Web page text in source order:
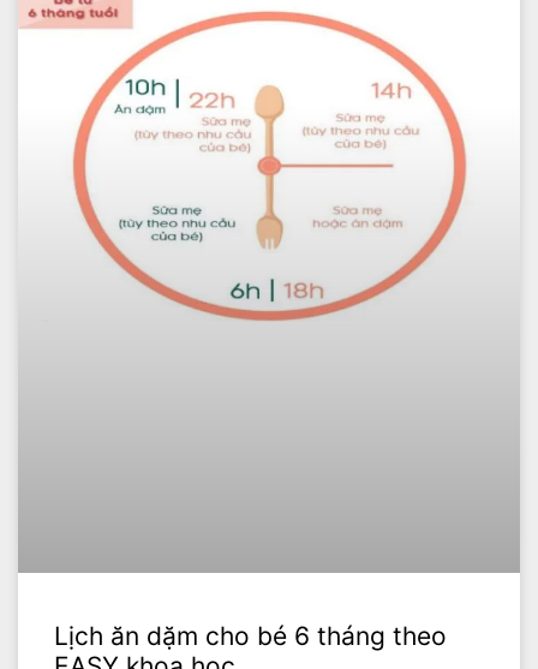
Lịch ăn dặm cho bé 6 tháng theo